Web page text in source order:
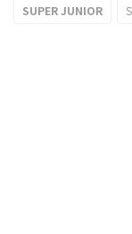
SUPER JUNIOR